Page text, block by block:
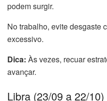
podem surgir.
No trabalho, evite desgaste
excessivo.
Dica: Às vezes, recuar
avançar.
Libra (23/09 a 22/10)